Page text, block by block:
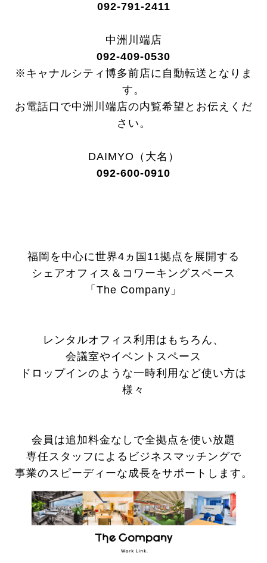
092-791-2411
中洲川端店
092-409-0530
※キャナルシティ博多前店に自動転送となりま
す。
お電話口で中洲川端店の内覧希望とお伝えくだ
さい。
DAIMYO（大名）
092-600-0910
福岡を中心に世界4ヵ国11拠点を展開する
シェアオフィス＆コワーキングスペース
「The Company」
レンタルオフィス利用はもちろん、
会議室やイベントスペース
ドロップインのような一時利用など使い方は
様々
会員は追加料金なしで全拠点を使い放題
専任スタッフによるビジネスマッチングで
事業のスピーディーな成長をサポートします。